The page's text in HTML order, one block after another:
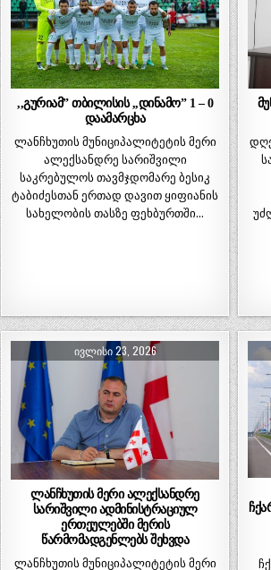
,,გურიამ” თბილისის ,,დინამო” 1 – 0
დაამარცხა
ლანჩხუთის მუნიციპალიტეტის მერი
ალექსანდრე სარიშვილი
საკრებულოს თავმჯდომარე ბესიკ
ტაბიძესთან ერთად დავით ყიფიანის
სახელობის თასზე ფეხბურთში…
ᲘᲕᲚᲘᲡᲘ 23, 2026
ლანჩხუთის მერი ალექსანდრე
სარიშვილი ადმინისტრაციულ
ერთეულებში მერის
წარმომადგენლებს შეხვდა
ლანჩხუთის მუნიციპალიტეტის მერი